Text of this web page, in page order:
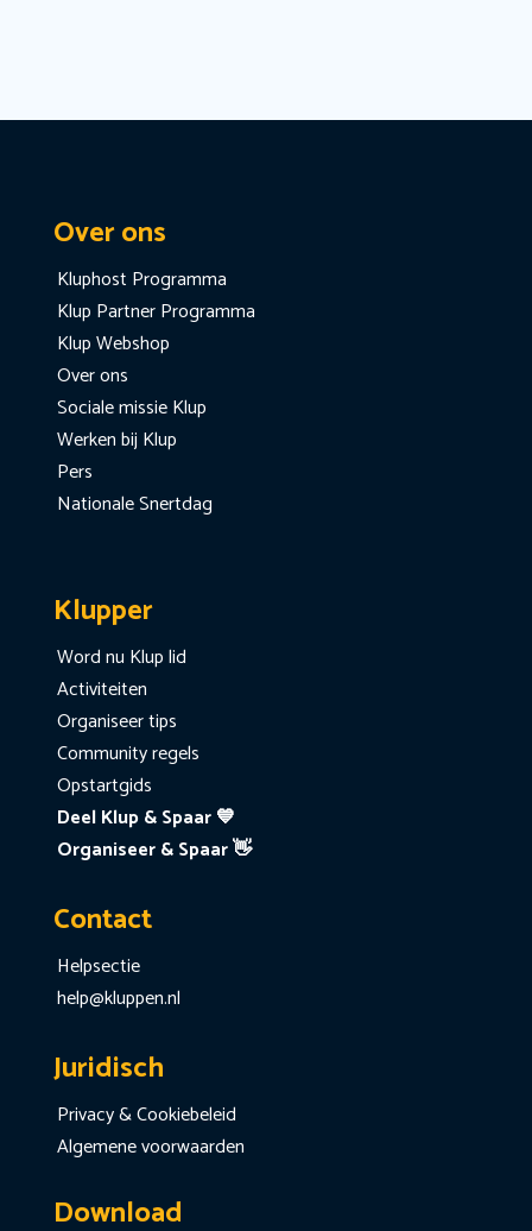
Over ons
Kluphost Programma
Klup Partner Programma
Klup Webshop
Over ons
Sociale missie Klup
Werken bij Klup
Pers
Nationale Snertdag
Klupper
Word nu Klup lid
Activiteiten
Organiseer tips
Community regels
Opstartgids
Deel Klup & Spaar 💙
Organiseer & Spaar 👋
Contact
Helpsectie
help@kluppen.nl
Juridisch
Privacy & Cookiebeleid
Algemene voorwaarden
Download